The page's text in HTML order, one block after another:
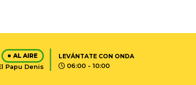
AL AIRE
Papu Denis
LEVÁNTATE CON ONDA
06:00 - 10:00